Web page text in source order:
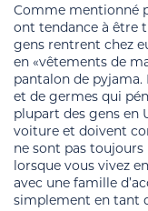
Comme mentionné
ont tendance à être
gens rentrent chez
en «vêtements de
pantalon de pyjama.
et de germes qui
plupart des gens en
voiture et doivent
ne sont pas toujours
lorsque vous vivez
avec une famille
simplement en tant